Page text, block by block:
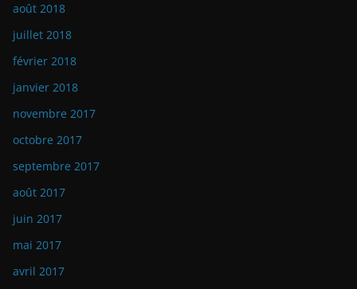
août 2018
juillet 2018
février 2018
janvier 2018
novembre 2017
octobre 2017
septembre 2017
août 2017
juin 2017
mai 2017
avril 2017